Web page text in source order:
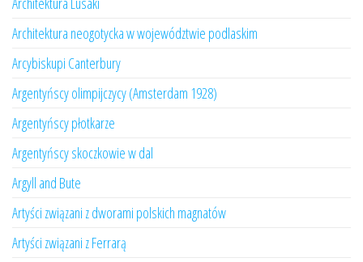
Architektura neogotycka w województwie podlaskim
Arcybiskupi Canterbury
Argentyńscy olimpijczycy (Amsterdam 1928)
Argentyńscy płotkarze
Argentyńscy skoczkowie w dal
Argyll and Bute
Artyści związani z dworami polskich magnatów
Artyści związani z Ferrarą